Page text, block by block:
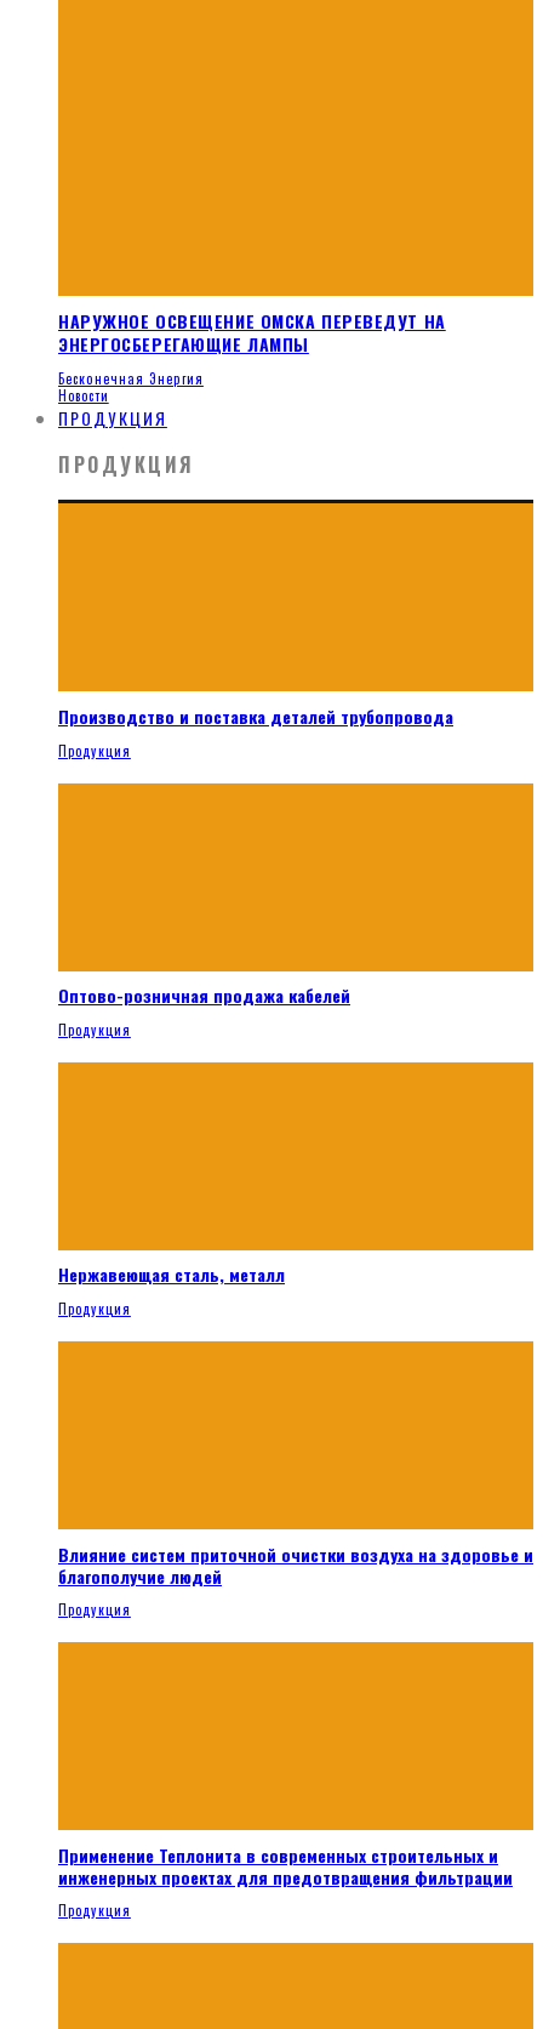
НАРУЖНОЕ ОСВЕЩЕНИЕ ОМСКА ПЕРЕВЕДУТ НА
ЭНЕРГОСБЕРЕГАЮЩИЕ ЛАМПЫ
Бесконечная Энергия
Новости
ПРОДУКЦИЯ
ПРОДУКЦИЯ
Производство и поставка деталей трубопровода
Продукция
Оптово-розничная продажа кабелей
Продукция
Нержавеющая сталь, металл
Продукция
Влияние систем приточной очистки воздуха на здоровье и
благополучие людей
Продукция
Применение Теплонита в современных строительных и
инженерных проектах для предотвращения фильтрации
Продукция